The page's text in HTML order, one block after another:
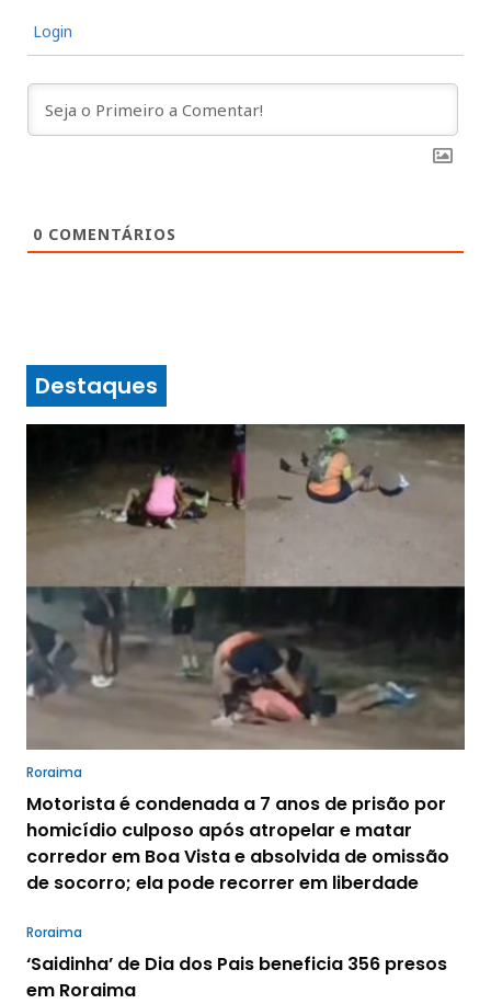
Login
0 COMENTÁRIOS
Destaques
Roraima
Motorista é condenada a 7 anos de prisão por
homicídio culposo após atropelar e matar
corredor em Boa Vista e absolvida de omissão
de socorro; ela pode recorrer em liberdade
Roraima
‘Saidinha’ de Dia dos Pais beneficia 356 presos
em Roraima